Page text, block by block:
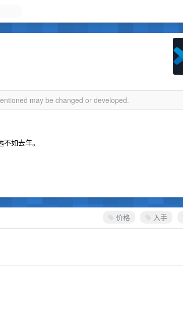
may be changed or developed.
如去年。
价格 入手